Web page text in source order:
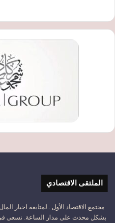
الملتقى الاقتصادي
مجتمع الاقتصاد الأول ..لمتابعة اخبار
بشكل محدث على مدار الساعة. نسعى في